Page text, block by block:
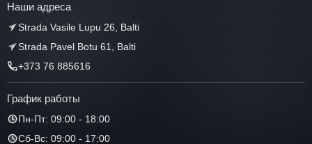
Наши адреса
Strada Vasile Lupu 26, Balti
Strada Pavel Botu 61, Balti
+373 76 885616
График работы
Пн-Пт: 09:00 - 18:00
Сб-Вс: 09:00 - 17:00